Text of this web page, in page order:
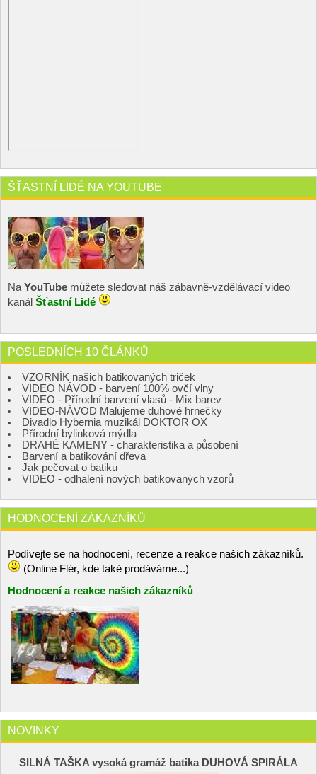
ŠŤASTNÍ LIDÉ NA YOUTUBE
Na YouTube můžete sledovat náš zábavně-vzdělávací video
kanál Šťastní Lidé
POSLEDNÍCH 10 ČLÁNKŮ
VZORNÍK našich batikovaných triček
VIDEO NÁVOD - barvení 100% ovčí vlny
VIDEO - Přírodní barvení vlasů - Mix barev
VIDEO-NÁVOD Malujeme duhové hrnečky
Divadlo Hybernia muzikál DOKTOR OX
Přírodní bylinková mýdla
DRAHÉ KAMENY - charakteristika a působení
Barvení a batikování dřeva
Jak pečovat o batiku
VIDEO - odhalení nových batikovaných vzorů
HODNOCENÍ ZÁKAZNÍKŮ
Podívejte se na hodnocení, recenze a reakce našich zákazníků.
(Online Flér, kde také prodáváme...)
Hodnocení a reakce našich zákazníků
NOVINKY
SILNÁ TAŠKA vysoká gramáž batika DUHOVÁ SPIRÁLA